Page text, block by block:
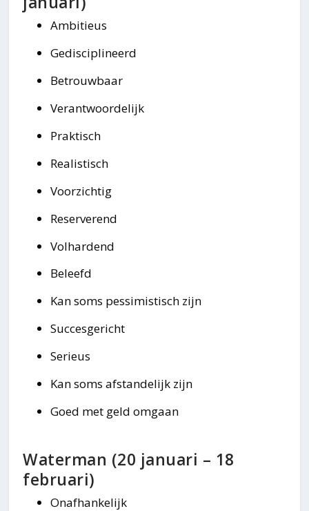
Ambitieus
Gedisciplineerd
Betrouwbaar
Verantwoordelijk
Praktisch
Realistisch
Voorzichtig
Reserverend
Volhardend
Beleefd
Kan soms pessimistisch zijn
Succesgericht
Serieus
Kan soms afstandelijk zijn
Goed met geld omgaan
Waterman (20 januari – 18
februari)
Onafhankelijk